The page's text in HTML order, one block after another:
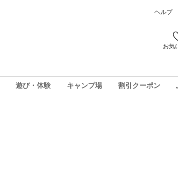
ヘルプ
お気
遊び・体験 キャンプ場 割引クーポン